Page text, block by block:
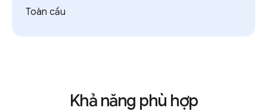
Khả năng phù hợp
Toàn cầu